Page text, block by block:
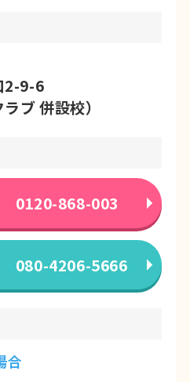
2-9-6
ブ 併設校）
0120-868-003
080-4206-5666
合